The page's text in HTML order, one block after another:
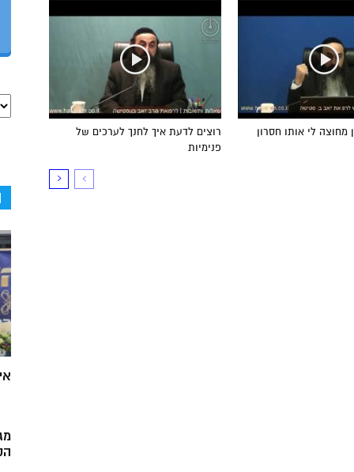
רוצים לדעת איך לחנך לערכים של
פנימיות
מחוצה לי אותו חסרון